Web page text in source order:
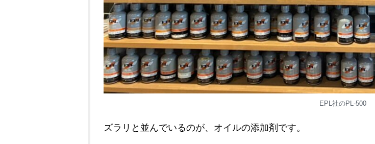
EPL社のPL-500
ズラリと並んでいるのが、オイルの添加剤です。